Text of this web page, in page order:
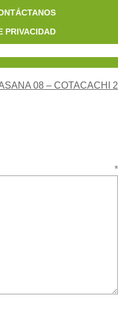
PRIVACIDAD
08 – COTACACHI 2
*